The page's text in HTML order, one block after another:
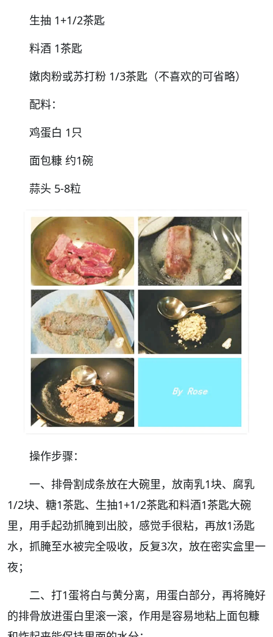
生抽 1+1/2茶匙
料酒 1茶匙
嫩肉粉或苏打粉 1/3茶匙（不喜欢的可省略）
配料：
鸡蛋白 1只
面包糠 约1碗
蒜头 5-8粒
操作步骤：
一、排骨割成条放在大碗里，放南乳1块、腐乳
1/2块、糖1茶匙、生抽1+1/2茶匙和料酒1茶匙大碗
里，用手起劲抓腌到出胶，感觉手很粘，再放1汤匙
水，抓腌至水被完全吸收，反复3次，放在密实盒里一
夜；
二、打1蛋将白与黄分离，用蛋白部分，再将腌好
的排骨放进蛋白里滚一滚，作用是容易地粘上面包糠